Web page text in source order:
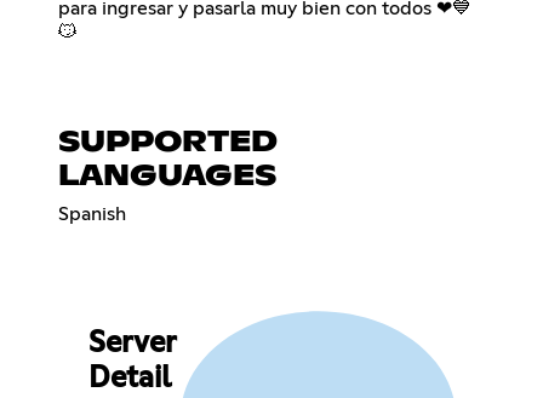
para ingresar y pasarla muy bien con todos ❤💙
😼
SUPPORTED
LANGUAGES
Spanish
Server
Detail